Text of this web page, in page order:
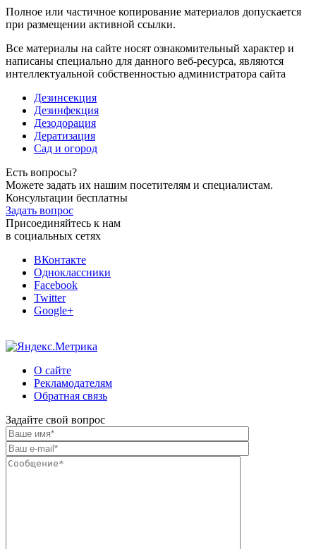
Полное или частичное копирование материалов допускается
при размещении активной ссылки.
Все материалы на сайте носят ознакомительный характер и
написаны специально для данного веб-ресурса, являются
интеллектуальной собственностью администратора сайта
Дезинсекция
Дезинфекция
Дезодорация
Дератизация
Сад и огород
Есть вопросы?
Можете задать их нашим посетителям и специалистам.
Консультации бесплатны
Задать вопрос
Присоединяйтесь к нам
в социальных сетях
ВКонтакте
Одноклассники
Facebook
Twitter
Google+
О сайте
Рекламодателям
Обратная связь
Задайте свой вопрос